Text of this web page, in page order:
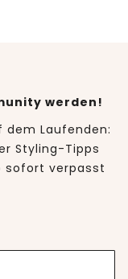
werden!
Laufenden:
Styling-Tipps
sofort verpasst